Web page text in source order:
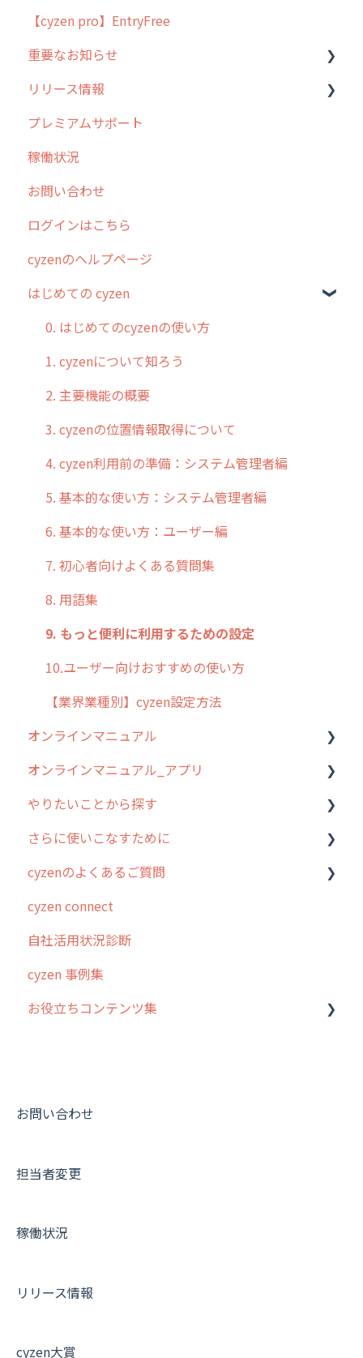
よくある質問
ラウンダー
メンテナンス
外廻り営業
清掃
不動産
【cyzen pro】EntryFree
重要なお知らせ
過去の重要なお知らせ
障害情報
リリース情報
リリース
2026年のリリース情報
2025年のリリース情報
2024年のリリース情報
2023年のリリース情報
過去のリリース
2019年までのリリース情報
お客様の声を実現しました
プレミアムサポート
稼働状況
お問い合わせ
ログインはこちら
cyzenのヘルプページ
はじめての cyzen
0. はじめてのcyzenの使い方
1. cyzenについて知ろう
2. 主要機能の概要
3. cyzenの位置情報取得について
4. cyzen利用前の準備：システム管理者編
5. 基本的な使い方：システム管理者編
6. 基本的な使い方：ユーザー編
7. 初心者向けよくある質問集
8. 用語集
9. もっと便利に利用するための設定
10.ユーザー向けおすすめの使い方
【業界業種別】cyzen設定方法
オンラインマニュアル
管理サイトの使い始め
ユーザー・グループ管理
行動管理
予定管理
スポット
ステータス・主観
報告書・行動種別
勤怠管理
帳票出力
商品
オンラインマニュアル_アプリ
アプリの使い始め
ホーム画面
スポット
報告閲覧
予定
日報
履歴
パフォーマンス
お知らせ
やりたいことから探す
行動管理
勤怠管理
予定管理
スポット
ステータス・主観
報告書・行動種別
活動通知
商品
さらに使いこなすために
はじめに
スポット・ステータス関連オプション
交通費自動計算
安全走行支援
写真管理・高画質化
その他オプション
契約・その他
cyzenのよくあるご質問
ログインについて
グループ・ユーザーについて
GPS・位置情報 について
ルート自動記録 について
報告書について
メンバー画面について
その他よくある質問
cyzen connect
自社活用状況診断
cyzen 事例集
お役立ちコンテンツ集
動画集：共通
お問い合わせ
担当者変更
稼働状況
リリース情報
cyzen大賞